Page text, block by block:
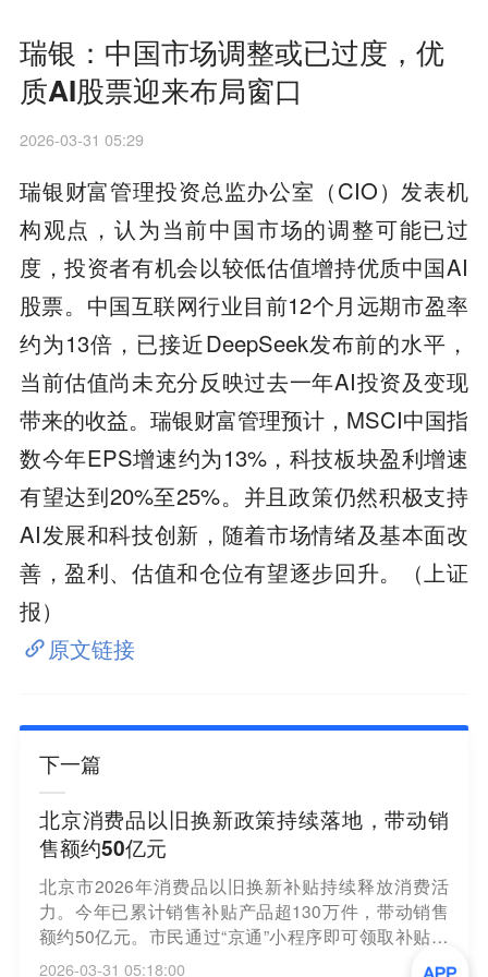
瑞银：中国市场调整或已过度，优
质AI股票迎来布局窗口
2026-03-31 05:29
瑞银财富管理投资总监办公室（CIO）发表机
构观点，认为当前中国市场的调整可能已过
度，投资者有机会以较低估值增持优质中国AI
股票。中国互联网行业目前12个月远期市盈率
约为13倍，已接近DeepSeek发布前的水平，
当前估值尚未充分反映过去一年AI投资及变现
带来的收益。瑞银财富管理预计，MSCI中国指
数今年EPS增速约为13%，科技板块盈利增速
有望达到20%至25%。并且政策仍然积极支持
AI发展和科技创新，随着市场情绪及基本面改
善，盈利、估值和仓位有望逐步回升。（上证
报）
原文链接
下一篇
北京消费品以旧换新政策持续落地，带动销
售额约50亿元
北京市2026年消费品以旧换新补贴持续释放消费活
力。今年已累计销售补贴产品超130万件，带动销售
额约50亿元。市民通过“京通”小程序即可领取补贴资
格，购买家电、手机、平板等产品可享受最高15%补
2026-03-31 05:18:00